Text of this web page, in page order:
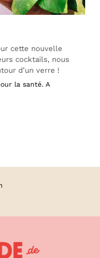
cette nouvelle
cocktails, nous
d’un verre !
la santé. A